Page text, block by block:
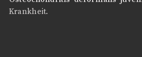
Krankheit.